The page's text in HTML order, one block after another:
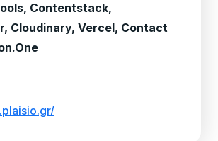
Contentstack,
Cloudinary, Vercel, Contact